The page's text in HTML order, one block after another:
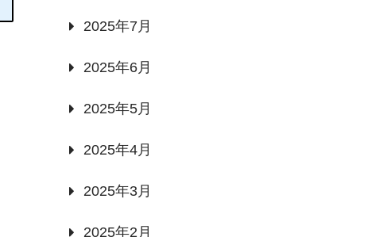
2025年7月
2025年6月
2025年5月
2025年4月
2025年3月
2025年2月